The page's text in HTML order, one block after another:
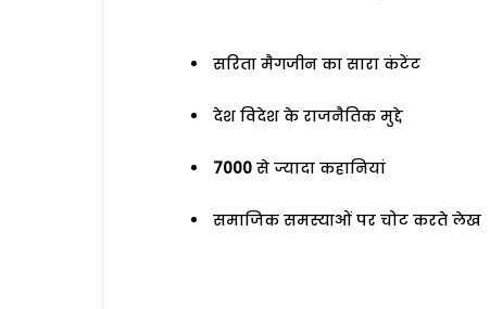
सरिता मैगजीन का सारा कंटेंट
देश विदेश के राजनैतिक मुद्दे
7000 से ज्यादा कहानियां
समाजिक समस्याओं पर चोट करते लेख